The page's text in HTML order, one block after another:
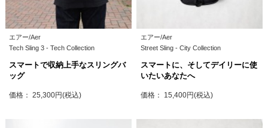
エアー/Aer
Tech Sling 3 - Tech Collection
スマートで収納上手なスリングバ
ッグ
価格： 25,300円(税込)
エアー/Aer
Street Sling - City Collection
スマートに、そしてデイリーに使
いたいあなたへ
価格： 15,400円(税込)